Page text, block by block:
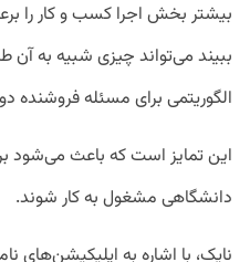
بیشتر بخش اجرا کسب و کار را
ببیند می‌تواند چیزی شبیه به آن
الگوریتمی برای مسئله فروشنده
این تمایز است که باعث می‌شود
دانشگاهی مشغول به کار شوند.
نایک، با اشاره به اپلیکیشن‌های